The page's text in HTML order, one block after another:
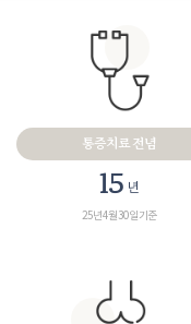
통증치료 전념
18 년
25년 4월 30일 기준